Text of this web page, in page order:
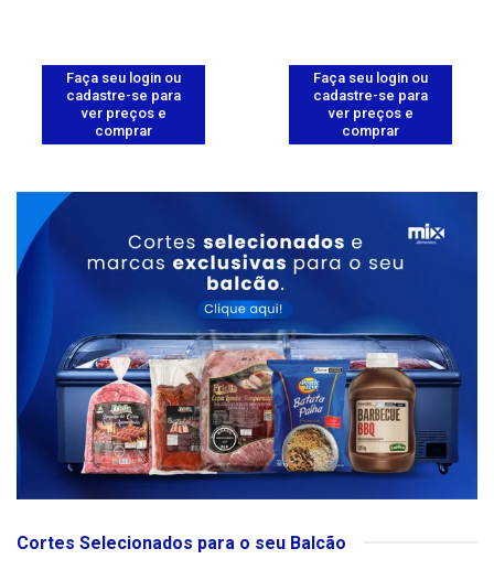
Faça seu login ou
cadastre-se para
ver preços e
comprar
Faça seu login ou
cadastre-se para
ver preços e
comprar
Cortes Selecionados para o seu Balcão